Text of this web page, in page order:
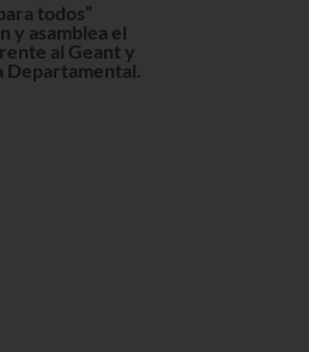
todos”
y asamblea el
al Geant y
Departamental.